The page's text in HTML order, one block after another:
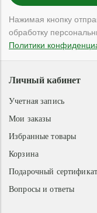
Нажимая кнопку
обработку
Политики
Личный кабинет
Учетная запись
Мои заказы
Избранные товары
Корзина
Подарочный сертификат
Вопросы и ответы